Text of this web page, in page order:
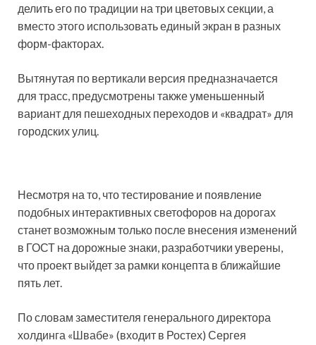
делить его по традиции на три цветовых секции, а
вместо этого использовать единый экран в разных
форм-факторах.
Вытянутая по вертикали версия предназначается
для трасс, предусмотрены также уменьшенный
вариант для пешеходных переходов и «квадрат» для
городских улиц.
Несмотря на то, что тестирование и появление
подобных интерактивных светофоров на дорогах
станет возможным только после внесения изменений
в ГОСТ на дорожные знаки, разработчики уверены,
что проект выйдет за рамки концепта в ближайшие
пять лет.
По словам заместителя генерального директора
холдинга «Швабе» (входит в Ростех) Сергея